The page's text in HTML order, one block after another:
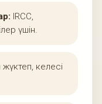
IRCC,
үшін.
жүктеп, келесі